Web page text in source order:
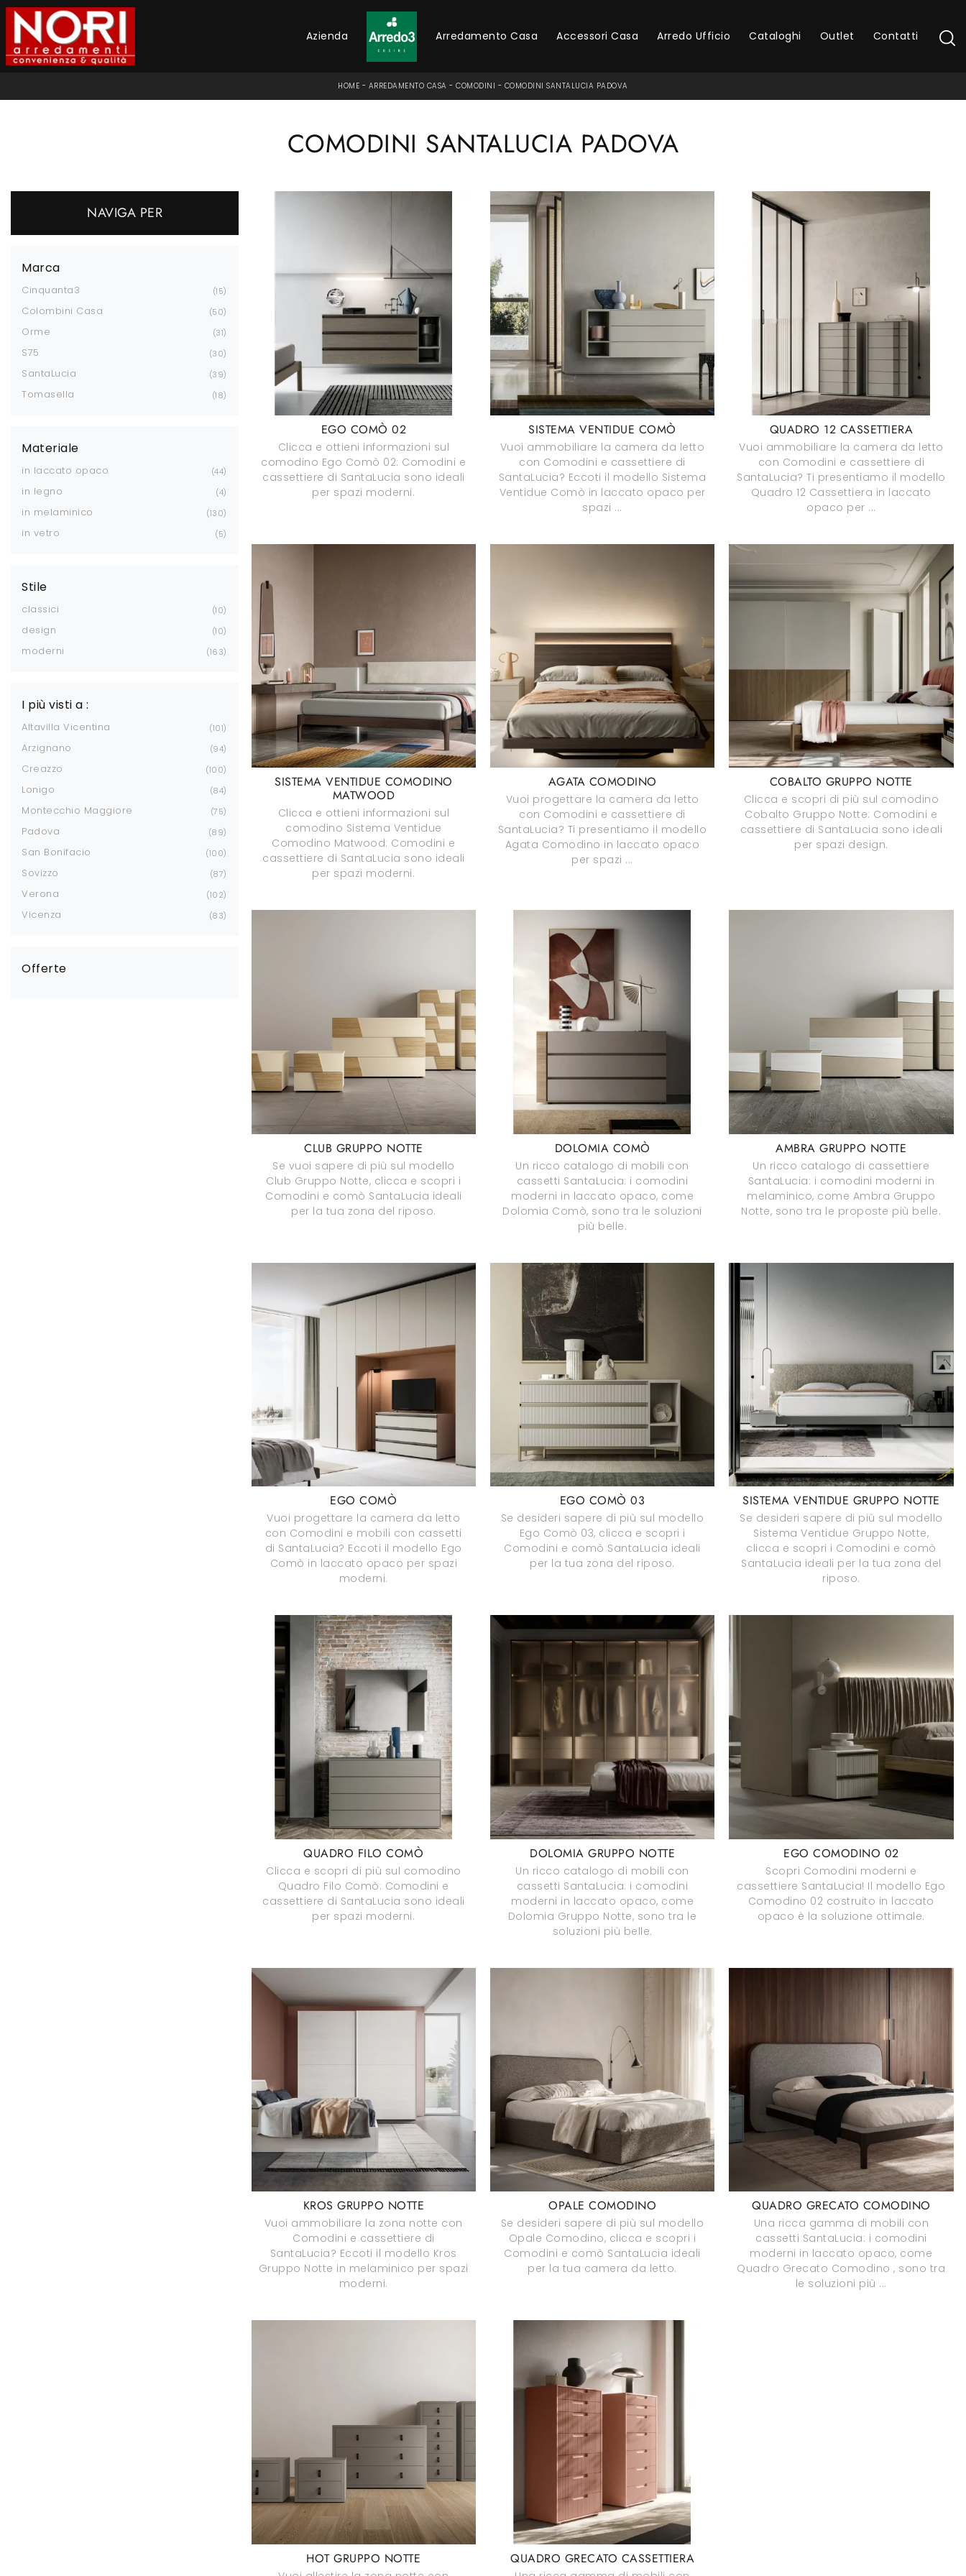
Azienda Arredamento Casa Accessori Casa Arredo Ufficio Cataloghi Outlet Contatti
HOME - ARREDAMENTO CASA -COMODINI - COMODINI SANTALUCIA PADOVA
COMODINI SANTALUCIA PADOVA
NAVIGA PER
Marca
Cinquanta3 15
Colombini Casa 50
Orme 31
S75 30
SantaLucia 39
Tomasella 18
Materiale
in laccato opaco 44
in legno 4
in melaminico 130
in vetro 5
Stile
classici 10
design 10
moderni 163
I più visti a :
Altavilla Vicentina 101
Arzignano 94
Creazzo 100
Lonigo 84
Montecchio Maggiore 75
Padova 89
San Bonifacio 100
Sovizzo 87
Verona 102
Vicenza 83
Offerte
EGO COMÒ 02
Clicca e ottieni informazioni sul
comodino Ego Comò 02: Comodini e
cassettiere di SantaLucia sono ideali
per spazi moderni.
SISTEMA VENTIDUE COMÒ
Vuoi ammobiliare la camera da letto
con Comodini e cassettiere di
SantaLucia? Eccoti il modello Sistema
Ventidue Comò in laccato opaco per
spazi ...
QUADRO 12 CASSETTIERA
Vuoi ammobiliare la camera da letto
con Comodini e cassettiere di
SantaLucia? Ti presentiamo il modello
Quadro 12 Cassettiera in laccato
opaco per ...
SISTEMA VENTIDUE COMODINO
MATWOOD
Clicca e ottieni informazioni sul
comodino Sistema Ventidue
Comodino Matwood: Comodini e
cassettiere di SantaLucia sono ideali
per spazi moderni.
AGATA COMODINO
Vuoi progettare la camera da letto
con Comodini e cassettiere di
SantaLucia? Ti presentiamo il modello
Agata Comodino in laccato opaco
per spazi ...
COBALTO GRUPPO NOTTE
Clicca e scopri di più sul comodino
Cobalto Gruppo Notte: Comodini e
cassettiere di SantaLucia sono ideali
per spazi design.
CLUB GRUPPO NOTTE
Se vuoi sapere di più sul modello
Club Gruppo Notte, clicca e scopri i
Comodini e comò SantaLucia ideali
per la tua zona del riposo.
DOLOMIA COMÒ
Un ricco catalogo di mobili con
cassetti SantaLucia: i comodini
moderni in laccato opaco, come
Dolomia Comò, sono tra le soluzioni
più belle.
AMBRA GRUPPO NOTTE
Un ricco catalogo di cassettiere
SantaLucia: i comodini moderni in
melaminico, come Ambra Gruppo
Notte, sono tra le proposte più belle.
EGO COMÒ
Vuoi progettare la camera da letto
con Comodini e mobili con cassetti
di SantaLucia? Eccoti il modello Ego
Comò in laccato opaco per spazi
moderni.
EGO COMÒ 03
Se desideri sapere di più sul modello
Ego Comò 03, clicca e scopri i
Comodini e comò SantaLucia ideali
per la tua zona del riposo.
SISTEMA VENTIDUE GRUPPO NOTTE
Se desideri sapere di più sul modello
Sistema Ventidue Gruppo Notte,
clicca e scopri i Comodini e comò
SantaLucia ideali per la tua zona del
riposo.
QUADRO FILO COMÒ
Clicca e scopri di più sul comodino
Quadro Filo Comò: Comodini e
cassettiere di SantaLucia sono ideali
per spazi moderni.
DOLOMIA GRUPPO NOTTE
Un ricco catalogo di mobili con
cassetti SantaLucia: i comodini
moderni in laccato opaco, come
Dolomia Gruppo Notte, sono tra le
soluzioni più belle.
EGO COMODINO 02
Scopri Comodini moderni e
cassettiere SantaLucia! Il modello Ego
Comodino 02 costruito in laccato
opaco è la soluzione ottimale.
KROS GRUPPO NOTTE
Vuoi ammobiliare la zona notte con
Comodini e cassettiere di
SantaLucia? Eccoti il modello Kros
Gruppo Notte in melaminico per spazi
moderni.
OPALE COMODINO
Se desideri sapere di più sul modello
Opale Comodino, clicca e scopri i
Comodini e comò SantaLucia ideali
per la tua camera da letto.
QUADRO GRECATO COMODINO
Una ricca gamma di mobili con
cassetti SantaLucia: i comodini
moderni in laccato opaco, come
Quadro Grecato Comodino , sono tra
le soluzioni più ...
HOT GRUPPO NOTTE QUADRO GRECATO CASSETTIERA